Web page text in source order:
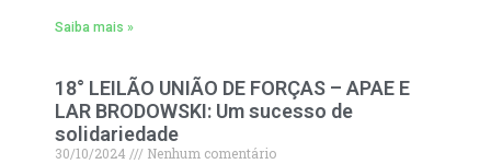
Saiba mais »
18° LEILÃO UNIÃO DE FORÇAS – APAE E
LAR BRODOWSKI: Um sucesso de
solidariedade
30/10/2024 Nenhum comentário